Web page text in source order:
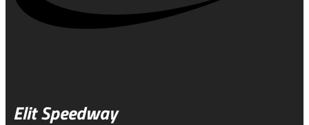
Elit Speedway